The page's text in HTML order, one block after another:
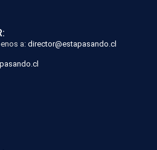
a: director@estapasando.cl